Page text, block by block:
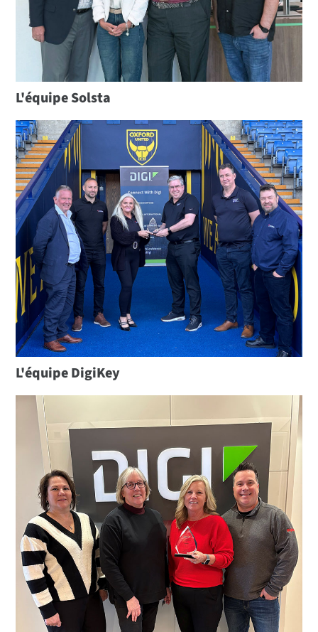
L'équipe Solsta
L'équipe DigiKey